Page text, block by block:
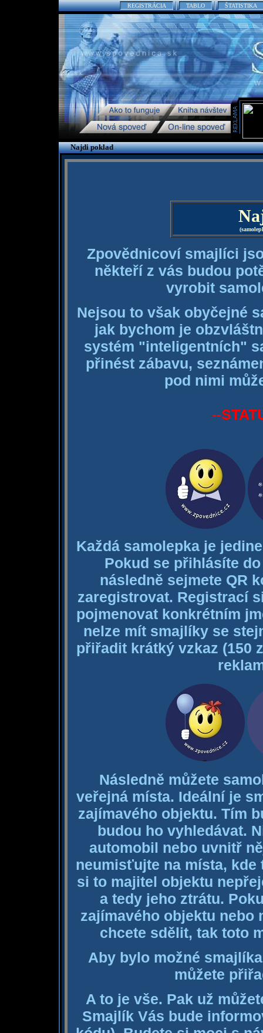
REGISTRÁCIA TABLO ŠTATISTIKA
Najdi poklad
Zpovědnicoví smajlíci
někteří z vás budou
vyrobit
Nejsou to však obyčejné
jak bychom je
systém "inteligentních"
přinést zábavu,
pod nimi
--
Každá samolepka je
Pokud se přihlásíte
následně sejmete QR
zaregistrovat. Registrací
pojmenovat konkrétním
nelze mít smajlíky se
přiřadit krátký vzkaz (150
Následně můžete
veřejná místa. Ideální je
zajímavého objektu. Tím
budou ho vyhledávat.
automobil nebo uvnitř
neumisťujte na místa, kde
si to majitel objektu
a tedy jeho ztrátu.
zajímavého objektu nebo
chcete sdělit, tak toto
Aby bylo možné
můžete
A to je vše. Pak už
Smajlík Vás bude